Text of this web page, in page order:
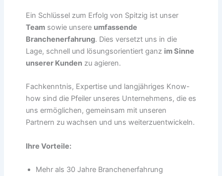
Ein Schlüssel zum Erfolg von Spitzig ist unser
Teamsowie unsere umfassende
Branchenerfahrung. Dies versetzt uns in die
Lage, schnell und lösungsorientiert ganz im Sinne
unserer Kundenzu agieren.
Fachkenntnis, Expertise und langjähriges Know-
how sind die Pfeiler unseres Unternehmens, die es
uns ermöglichen, gemeinsam mit unseren
Partnern zu wachsen und uns weiterzuentwickeln.
Ihre Vorteile:
Mehr als 30 Jahre Branchenerfahrung